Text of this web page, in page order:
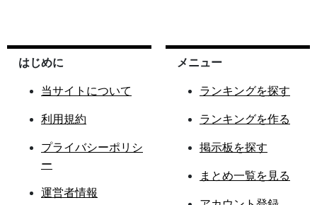
はじめに
当サイトについて
利用規約
プライバシーポリシ
ー
運営者情報
メニュー
ランキングを探す
ランキングを作る
掲示板を探す
まとめ一覧を見る